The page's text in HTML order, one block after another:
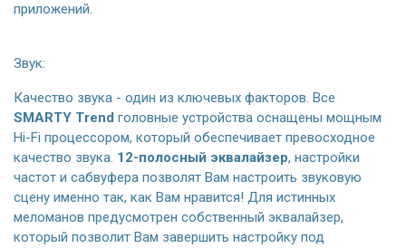
приложений.
Звук:
Качество звука - один из ключевых факторов. Все
SMARTY Trend головные устройства оснащены мощным
Hi-Fi процессором, который обеспечивает превосходное
качество звука. 12-полосный эквалайзер, настройки
частот и сабвуфера позволят Вам настроить звуковую
сцену именно так, как Вам нравится! Для истинных
меломанов предусмотрен собственный эквалайзер,
который позволит Вам завершить настройку под